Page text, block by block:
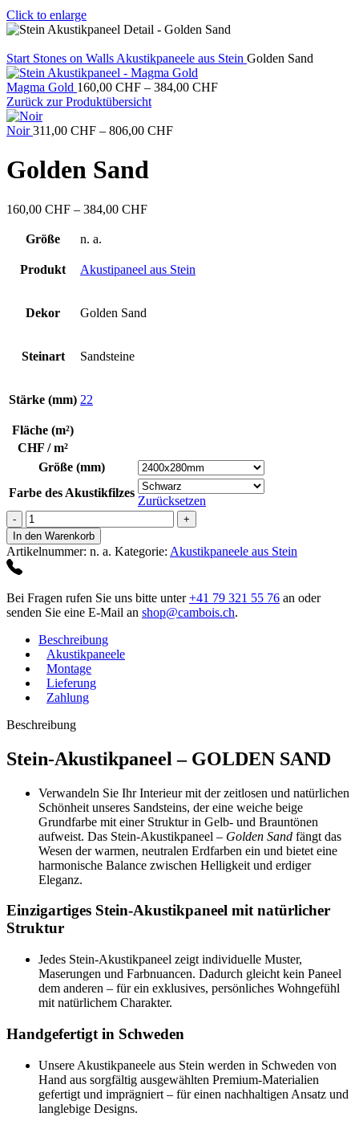
Click to enlarge
Start Stones on Walls Akustikpaneele aus Stein Golden Sand
Magma Gold 160,00 CHF – 384,00 CHFPreisspanne:
Zurück zur Produktübersicht
Noir311,00 CHF – 806,00 CHFPreisspanne:
Golden Sand
160,00 CHF – 384,00 CHFPreisspanne:
Größe n. a.
Produkt Akustipaneel aus Stein
Dekor Golden Sand
Steinart Sandsteine
Stärke (mm) 22
Fläche (m²)
CHF / m²
Größe (mm)
Farbe des Akustikfilzes
Zurücksetzen
Golden
Sand
Menge
In den Warenkorb
Artikelnummer: n. a. Kategorie: Akustikpaneele aus Stein
Bei Fragen rufen Sie uns bitte unter+41 79 321 55 76 an oder
senden Sie eine E-Mail an shop@cambois.ch.
Beschreibung
Akustikpaneele
Montage
Lieferung
Zahlung
Beschreibung
Stein-Akustikpaneel – GOLDEN SAND
Verwandeln Sie Ihr Interieur mit der zeitlosen und natürlichen
Schönheit unseres Sandsteins, der eine weiche beige
Grundfarbe mit einer Struktur in Gelb- und Brauntönen
aufweist. Das Stein-Akustikpaneel – Golden Sand fängt das
Wesen der warmen, neutralen Erdfarben ein und bietet eine
harmonische Balance zwischen Helligkeit und erdiger
Eleganz.
Einzigartiges Stein-Akustikpaneel mit natürlicher
Struktur
Jedes Stein-Akustikpaneel zeigt individuelle Muster,
Maserungen und Farbnuancen. Dadurch gleicht kein Paneel
dem anderen – für ein exklusives, persönliches Wohngefühl
mit natürlichem Charakter.
Handgefertigt in Schweden
Unsere Akustikpaneele aus Stein werden in Schweden von
Hand aus sorgfältig ausgewählten Premium-Materialien
gefertigt und imprägniert – für einen nachhaltigen Ansatz und
langlebige Designs.